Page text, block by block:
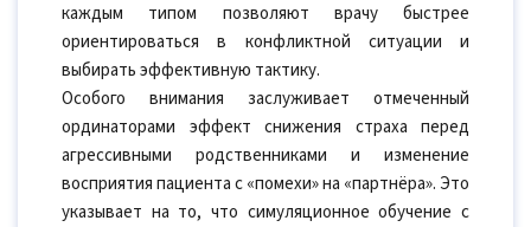
каждым типом позволяют врачу быстрее
ориентироваться в конфликтной ситуации и
выбирать эффективную тактику.
Особого внимания заслуживает отмеченный
ординаторами эффект снижения страха перед
агрессивными родственниками и изменение
восприятия пациента с «помехи» на «партнёра». Это
указывает на то, что симуляционное обучение с